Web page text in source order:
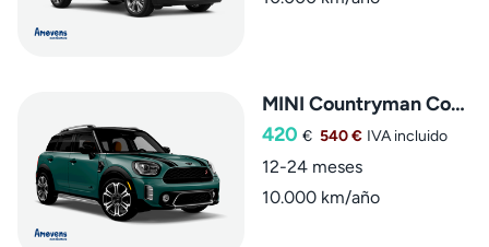
MINI Countryman Cooper S E ALL4
420 € 540 € IVA incluido
12-24 meses
10.000 km/año